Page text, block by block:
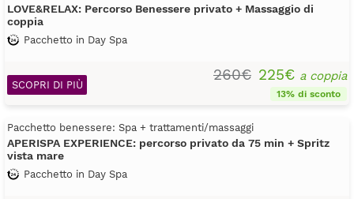
LOVE&RELAX: Percorso Benessere privato + Massaggio di
coppia
Pacchetto in Day Spa
260€ 225€ a coppia
13% di sconto
SCOPRI DI PIÙ
Pacchetto benessere: Spa + trattamenti/massaggi
APERISPA EXPERIENCE: percorso privato da 75 min + Spritz
vista mare
Pacchetto in Day Spa